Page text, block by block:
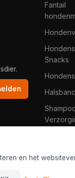
Fantail
Snacks
en het